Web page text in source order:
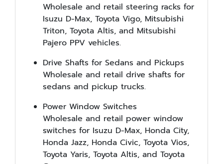
Wholesale and retail steering racks for
Isuzu D-Max, Toyota Vigo, Mitsubishi
Triton, Toyota Altis, and Mitsubishi
Pajero PPV vehicles.
Drive Shafts for Sedans and Pickups
Wholesale and retail drive shafts for
sedans and pickup trucks.
Power Window Switches
Wholesale and retail power window
switches for Isuzu D-Max, Honda City,
Honda Jazz, Honda Civic, Toyota Vios,
Toyota Yaris, Toyota Altis, and Toyota